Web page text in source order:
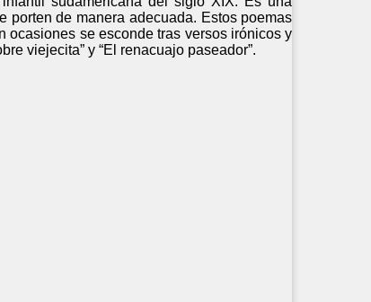
de manera adecuada. Estos poemas
ocasiones se esconde tras versos irónicos y
viejecita” y “El renacuajo paseador”.